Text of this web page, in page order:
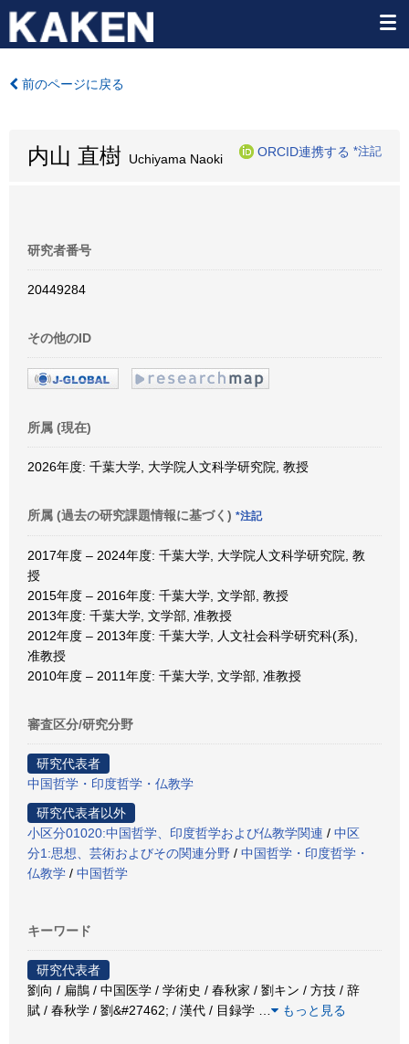
前のページに戻る
内山 直樹 Uchiyama Naoki
ORCID連携する *注記
研究者番号
20449284
その他のID
所属 (現在)
2026年度: 千葉大学, 大学院人文科学研究院, 教授
所属 (過去の研究課題情報に基づく) *注記
2017年度 – 2024年度: 千葉大学, 大学院人文科学研究院, 教
授
2015年度 – 2016年度: 千葉大学, 文学部, 教授
2013年度: 千葉大学, 文学部, 准教授
2012年度 – 2013年度: 千葉大学, 人文社会科学研究科(系),
准教授
2010年度 – 2011年度: 千葉大学, 文学部, 准教授
審査区分/研究分野
研究代表者
中国哲学・印度哲学・仏教学
研究代表者以外
小区分01020:中国哲学、印度哲学および仏教学関連 / 中区
分1:思想、芸術およびその関連分野 / 中国哲学・印度哲学・
仏教学 / 中国哲学
キーワード
研究代表者
劉向 / 扁鵲 / 中国医学 / 学術史 / 春秋家 / 劉キン / 方技 / 辞
賦 / 春秋学 / 劉&#27462; / 漢代 / 目録学
もっと見る